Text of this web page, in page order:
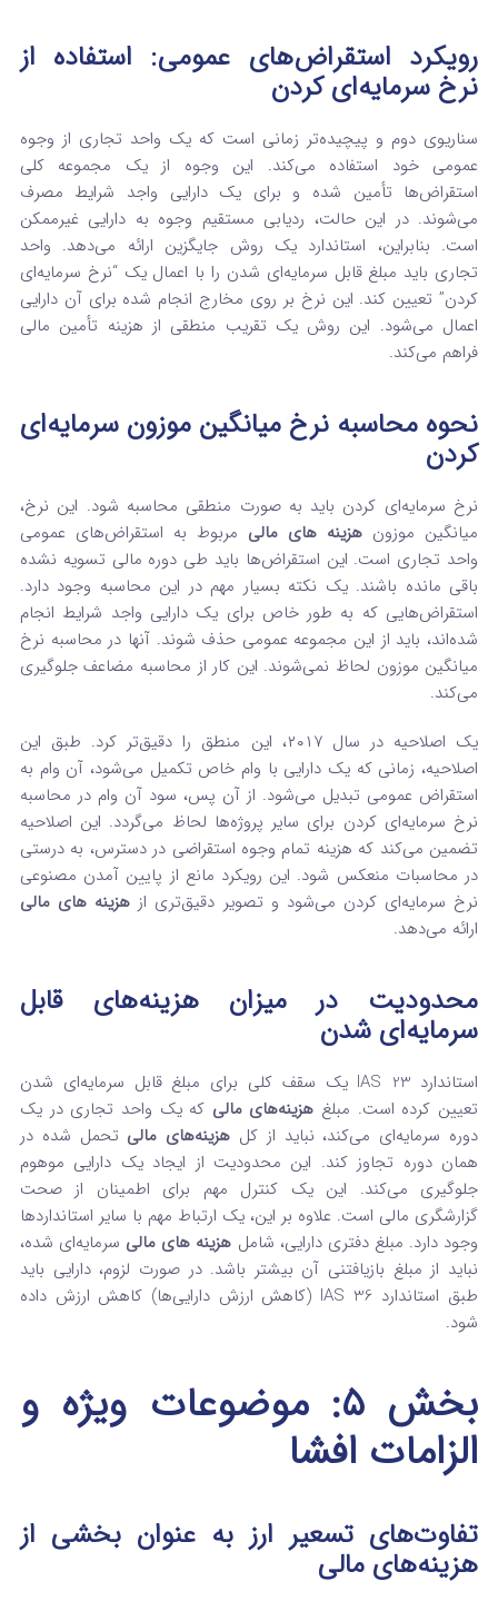
رویکرد استقراض‌های عمومی: استفاده از
نرخ سرمایه‌ای کردن
سناریوی دوم و پیچیده‌تر زمانی است که یک واحد تجاری از وجوه
عمومی خود استفاده می‌کند. این وجوه از یک مجموعه کلی
استقراض‌ها تأمین شده و برای یک دارایی واجد شرایط مصرف
می‌شوند. در این حالت، ردیابی مستقیم وجوه به دارایی غیرممکن
است. بنابراین، استاندارد یک روش جایگزین ارائه می‌دهد. واحد
تجاری باید مبلغ قابل سرمایه‌ای شدن را با اعمال یک “نرخ سرمایه‌ای
کردن” تعیین کند. این نرخ بر روی مخارج انجام شده برای آن دارایی
اعمال می‌شود. این روش یک تقریب منطقی از هزینه تأمین مالی
فراهم می‌کند.
نحوه محاسبه نرخ میانگین موزون سرمایه‌ای
کردن
نرخ سرمایه‌ای کردن باید به صورت منطقی محاسبه شود. این نرخ،
میانگین موزون هزینه‌ های مالی مربوط به استقراض‌های عمومی
واحد تجاری است. این استقراض‌ها باید طی دوره مالی تسویه نشده
باقی مانده باشند. یک نکته بسیار مهم در این محاسبه وجود دارد.
استقراض‌هایی که به طور خاص برای یک دارایی واجد شرایط انجام
شده‌اند، باید از این مجموعه عمومی حذف شوند. آنها در محاسبه نرخ
میانگین موزون لحاظ نمی‌شوند. این کار از محاسبه مضاعف جلوگیری
می‌کند.
یک اصلاحیه در سال ۲۰۱۷، این منطق را دقیق‌تر کرد. طبق این
اصلاحیه، زمانی که یک دارایی با وام خاص تکمیل می‌شود، آن وام به
استقراض عمومی تبدیل می‌شود. از آن پس، سود آن وام در محاسبه
نرخ سرمایه‌ای کردن برای سایر پروژه‌ها لحاظ می‌گردد. این اصلاحیه
تضمین می‌کند که هزینه تمام وجوه استقراضی در دسترس، به درستی
در محاسبات منعکس شود. این رویکرد مانع از پایین آمدن مصنوعی
نرخ سرمایه‌ای کردن می‌شود و تصویر دقیق‌تری از هزینه‌ های مالی
ارائه می‌دهد.
محدودیت در میزان هزینه‌های قابل
سرمایه‌ای شدن
استاندارد IAS 23 یک سقف کلی برای مبلغ قابل سرمایه‌ای شدن
تعیین کرده است. مبلغ هزینه‌های مالی که یک واحد تجاری در یک
دوره سرمایه‌ای می‌کند، نباید از کل هزینه‌های مالی تحمل شده در
همان دوره تجاوز کند. این محدودیت از ایجاد یک دارایی موهوم
جلوگیری می‌کند. این یک کنترل مهم برای اطمینان از صحت
گزارشگری مالی است. علاوه بر این، یک ارتباط مهم با سایر استانداردها
وجود دارد. مبلغ دفتری دارایی، شامل هزینه‌ های مالی سرمایه‌ای شده،
نباید از مبلغ بازیافتنی آن بیشتر باشد. در صورت لزوم، دارایی باید
طبق استاندارد IAS 36 (کاهش ارزش دارایی‌ها) کاهش ارزش داده
شود.
بخش ۵: موضوعات ویژه و
الزامات افشا
تفاوت‌های تسعیر ارز به عنوان بخشی از
هزینه‌های مالی